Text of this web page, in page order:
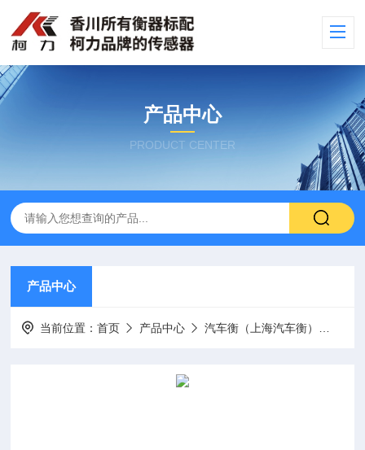
产品中心
PRODUCT CENTER
产品中心
当前位置：首页 产品中心 汽车衡（上海汽车衡）